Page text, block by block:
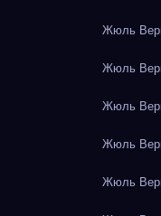
Жюль
Жюль
Жюль
Жюль
Жюль